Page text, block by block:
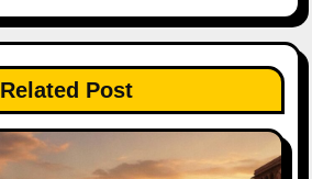
Related Post